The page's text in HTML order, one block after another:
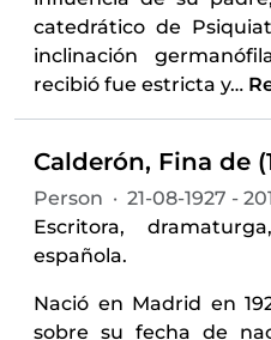
catedrático de
inclinación
recibió fue estricta y…
Calderón, Fina de
Person · 21-08-1927 -
Escritora,
española.
Nació en Madrid en
sobre su fecha de